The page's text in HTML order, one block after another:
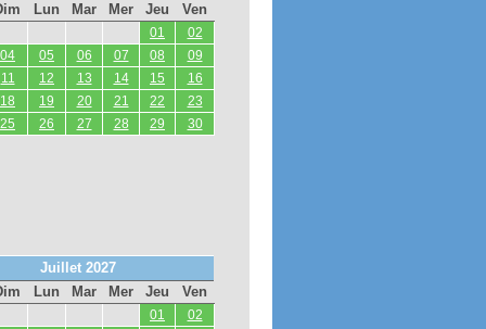
Lun Mar Mer Jeu Ven
01
02
04
05 06 07 08
09
11
12 13 14 15
16
18
19 20 21 22
23
25
26 27 28 29 30
Juillet 2027
Lun Mar Mer Jeu Ven
01 02